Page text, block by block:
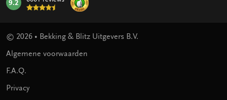
mark:
9.2
© 2026 • Bekking & Blitz Uitgevers B.V.
Algemene voorwaarden
F.A.Q.
Privacy